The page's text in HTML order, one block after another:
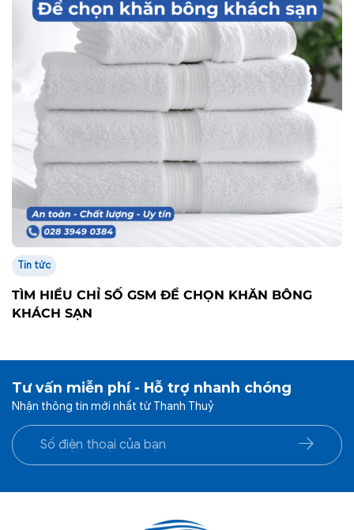
Tin tức
TÌM HIỂU CHỈ SỐ GSM ĐỂ CHỌN KHĂN BÔNG
KHÁCH SẠN
Tư vấn miễn phí - Hỗ trợ nhanh chóng
Nhận thông tin mới nhất từ Thanh Thuỷ